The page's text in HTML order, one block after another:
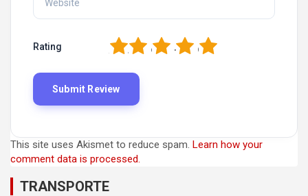
Rating 5
4
3
2
This site uses Akismet to reduce spam. Learn how your
comment data is processed.
TRANSPORTE